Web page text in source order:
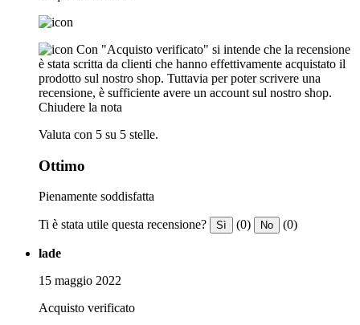
Con "Acquisto verificato" si intende che la recensione
è stata scritta da clienti che hanno effettivamente acquistato il
prodotto sul nostro shop. Tuttavia per poter scrivere una
recensione, è sufficiente avere un account sul nostro shop.
Chiudere la nota
Valuta con 5 su 5 stelle.
Ottimo
Pienamente soddisfatta
Ti è stata utile questa recensione? Sì (0) No (0)
lade
15 maggio 2022
Acquisto verificato